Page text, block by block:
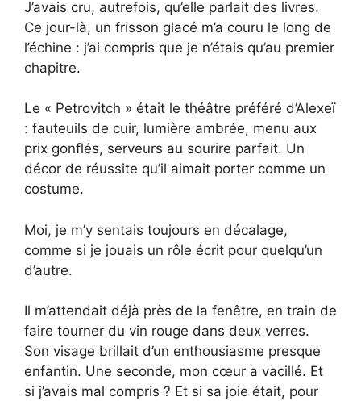
J’avais cru, autrefois, qu’elle parlait des livres.
Ce jour-là, un frisson glacé m’a couru le long de
l’échine : j’ai compris que je n’étais qu’au premier
chapitre.
Le « Petrovitch » était le théâtre préféré d’Alexeï
: fauteuils de cuir, lumière ambrée, menu aux
prix gonflés, serveurs au sourire parfait. Un
décor de réussite qu’il aimait porter comme un
costume.
Moi, je m’y sentais toujours en décalage,
comme si je jouais un rôle écrit pour quelqu’un
d’autre.
Il m’attendait déjà près de la fenêtre, en train de
faire tourner du vin rouge dans deux verres.
Son visage brillait d’un enthousiasme presque
enfantin. Une seconde, mon cœur a vacillé. Et
si j’avais mal compris ? Et si sa joie était, pour